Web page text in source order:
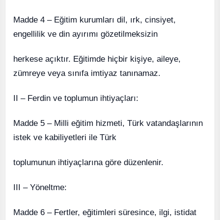
Madde 4 – Eğitim kurumları dil, ırk, cinsiyet,
engellilik ve din ayırımı gözetilmeksizin
herkese açıktır. Eğitimde hiçbir kişiye, aileye,
zümreye veya sınıfa imtiyaz tanınamaz.
II – Ferdin ve toplumun ihtiyaçları:
Madde 5 – Milli eğitim hizmeti, Türk vatandaşlarının
istek ve kabiliyetleri ile Türk
toplumunun ihtiyaçlarına göre düzenlenir.
III – Yöneltme:
Madde 6 – Fertler, eğitimleri süresince, ilgi, istidat